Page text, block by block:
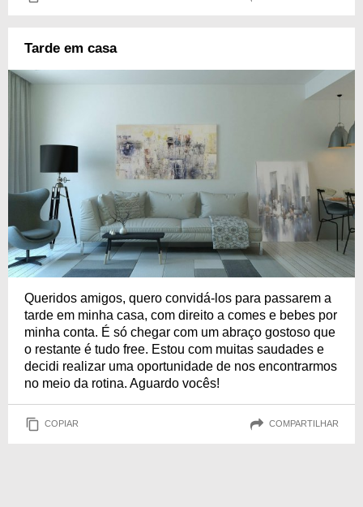
Tarde em casa
Queridos amigos, quero convidá-los para passarem a
tarde em minha casa, com direito a comes e bebes por
minha conta. É só chegar com um abraço gostoso que
o restante é tudo free. Estou com muitas saudades e
decidi realizar uma oportunidade de nos encontrarmos
no meio da rotina. Aguardo vocês!
COPIAR COMPARTILHAR